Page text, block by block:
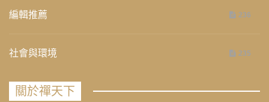
編輯推薦 236
社會與環境 235
關於禪天下